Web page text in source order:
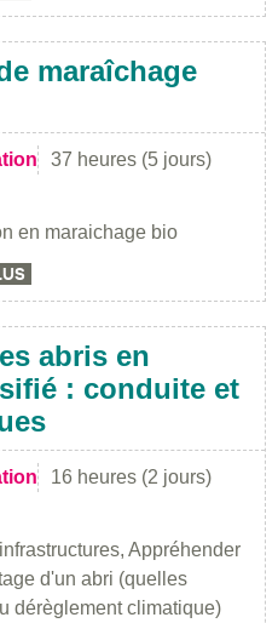
maraîchage
37 heures (5 jours)
en maraichage bio
abris en
: conduite et
16 heures (2 jours)
Appréhender
d'un abri (quelles
dérèglement climatique)